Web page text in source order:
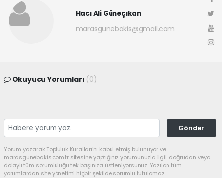
Hacı Ali Güneçıkan
marasgunebakis@gmail.com
Okuyucu Yorumları (0)
Gönder
Yorum yazarak Topluluk Kuralları’nı kabul etmiş bulunuyor ve
marasgunebakis.com.tr sitesine yaptığınız yorumunuzla ilgili doğrudan veya
dolaylı tüm sorumluluğu tek başınıza üstleniyorsunuz. Yazılan tüm
yorumlardan site yönetimi hiçbir şekilde sorumlu tutulamaz.